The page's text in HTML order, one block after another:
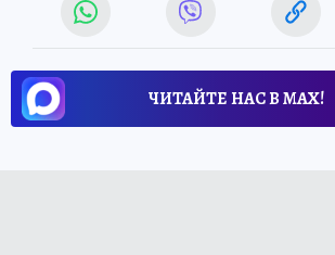
ЧИТАЙТЕ НАС В МАХ!